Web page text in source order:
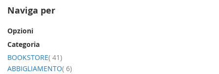
Naviga per
Opzioni
Categoria
BOOKSTORE 41elemento
ABBIGLIAMENTO 6elemento